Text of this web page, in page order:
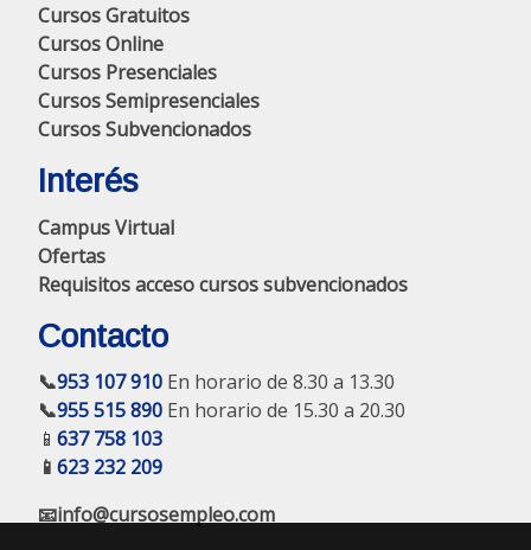
Cursos Gratuitos
Cursos Online
Cursos Presenciales
Cursos Semipresenciales
Cursos Subvencionados
Interés
Campus Virtual
Ofertas
Requisitos acceso cursos subvencionados
Contacto
📞953 107 910 En horario de 8.30 a 13.30
📞955 515 890 En horario de 15.30 a 20.30
📱 637 758 103
📱 623 232 209
📧info@cursosempleo.com